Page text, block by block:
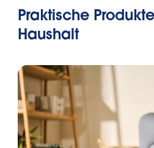
Praktische
Haushalt